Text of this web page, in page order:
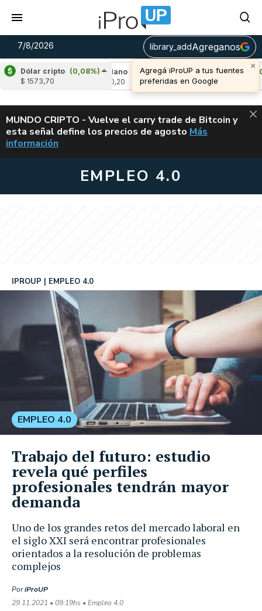
7/8/2026 library_add Agreganos
Dólar cripto (0,08%)
$ 1573,70
Cardano
(4,90%)
Avalanche (0,15%)
u$s 6,47
ALERTA
MUNDO CRIPTO - Vuelve el carry trade de Bitcoin y
esta señal define los precios de agosto VUELVE EL
Más
información
EMPLEO 4.0
Uno de los grandes retos del mercado laboral en
el siglo XXI será encontrar profesionales
orientados a la resolución de problemas
complejos
IPROUP EMPLEO 4.0
PoriProUP
29.11.2021 • 09:19hs • Empleo 4.0
EMPLEO 4.0
Trabajo del futuro: estudio
revela qué perfiles
profesionales tendrán mayor
demanda